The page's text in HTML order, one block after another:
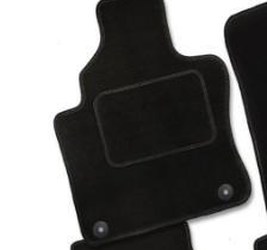
images
gallery